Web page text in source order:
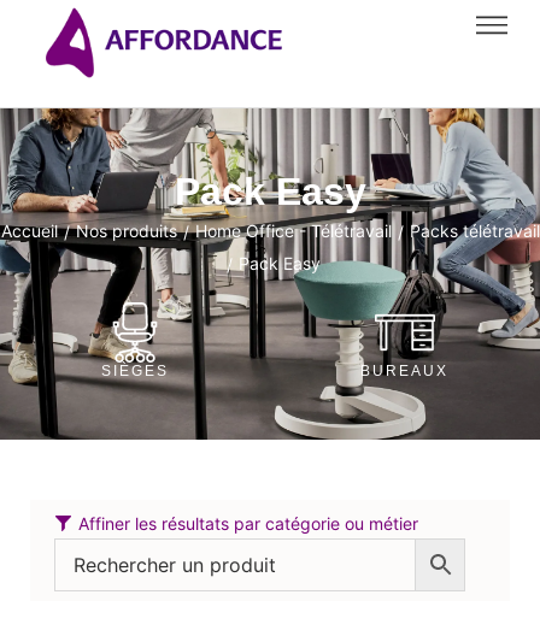
Pack Easy
Accueil / Nos produits / Home Office - Télétravail / Packs télétravail
/ Pack Easy
SIÈGES BUREAUX
Affiner les résultats par catégorie ou métier